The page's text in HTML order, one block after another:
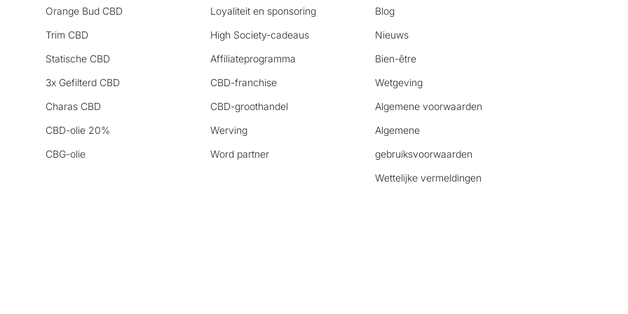
Orange Bud CBD
Trim CBD
Statische CBD
3x Gefilterd CBD
Charas CBD
CBD-olie 20%
CBG-olie
Loyaliteit en sponsoring
High Society-cadeaus
Affiliateprogramma
CBD-franchise
CBD-groothandel
Werving
Word partner
Blog
Nieuws
Bien-être
Wetgeving
Algemene voorwaarden
Algemene
gebruiksvoorwaarden
Wettelijke vermeldingen